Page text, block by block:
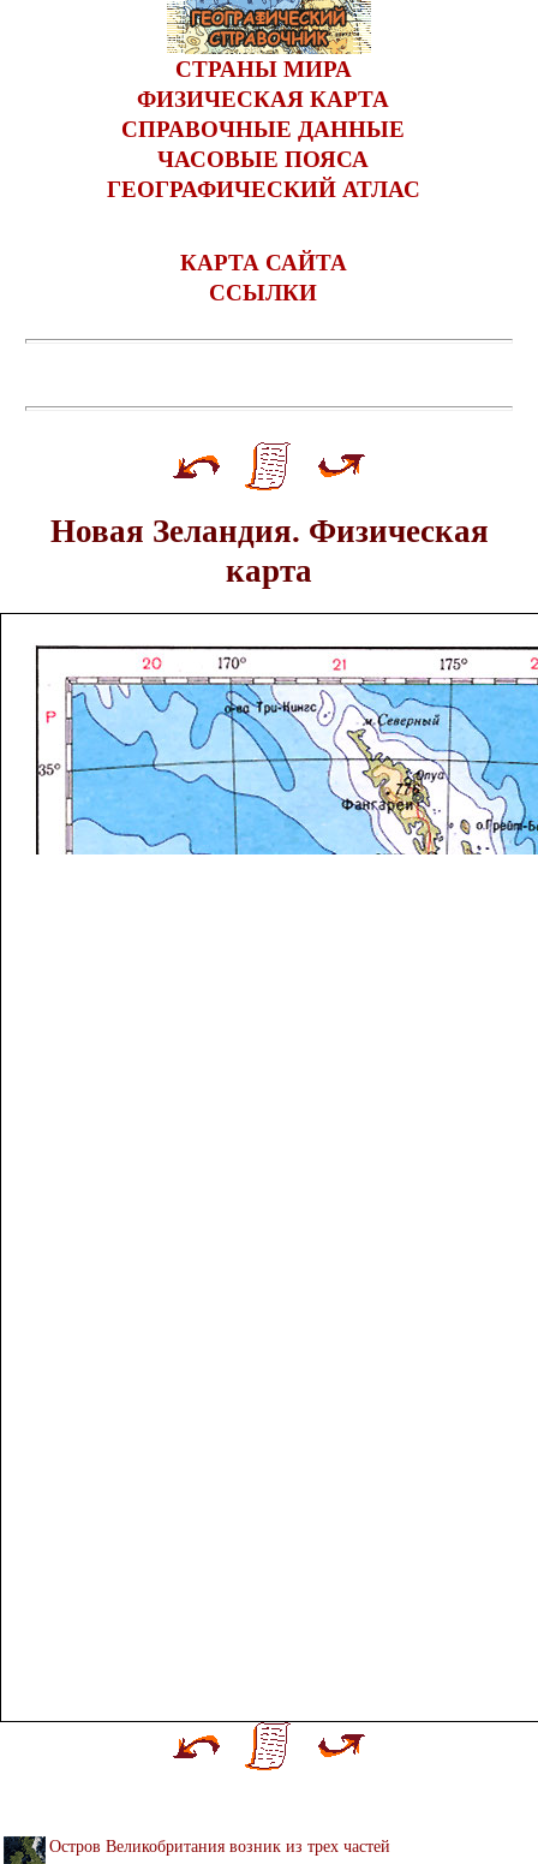
СТРАНЫ МИРА
ФИЗИЧЕСКАЯ КАРТА
СПРАВОЧНЫЕ ДАННЫЕ
ЧАСОВЫЕ ПОЯСА
ГЕОГРАФИЧЕСКИЙ АТЛАС
КАРТА САЙТА
ССЫЛКИ
Новая Зеландия. Физическая
карта
Остров Великобритания возник из трех частей